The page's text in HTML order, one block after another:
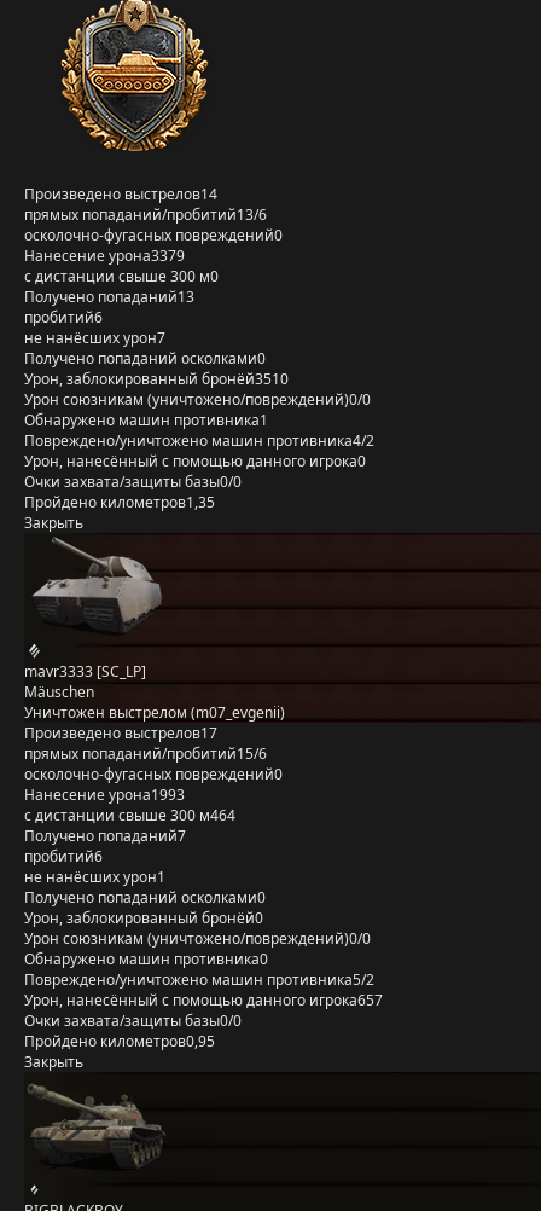
Произведено выстрелов14
прямых попаданий/пробитий13/6
осколочно-фугасных повреждений0
Нанесение урона3379
с дистанции свыше 300 м0
Получено попаданий13
пробитий6
не нанёсших урон7
Получено попаданий осколками0
Урон, заблокированный бронёй3510
Урон союзникам (уничтожено/повреждений)0/0
Обнаружено машин противника1
Повреждено/уничтожено машин противника4/2
Урон, нанесённый с помощью данного игрока0
Очки захвата/защиты базы0/0
Пройдено километров1,35
Закрыть
mavr3333 [SC_LP]
Mäuschen
Уничтожен выстрелом (m07_evgenii)
Произведено выстрелов17
прямых попаданий/пробитий15/6
осколочно-фугасных повреждений0
Нанесение урона1993
с дистанции свыше 300 м464
Получено попаданий7
пробитий6
не нанёсших урон1
Получено попаданий осколками0
Урон, заблокированный бронёй0
Урон союзникам (уничтожено/повреждений)0/0
Обнаружено машин противника0
Повреждено/уничтожено машин противника5/2
Урон, нанесённый с помощью данного игрока657
Очки захвата/защиты базы0/0
Пройдено километров0,95
Закрыть